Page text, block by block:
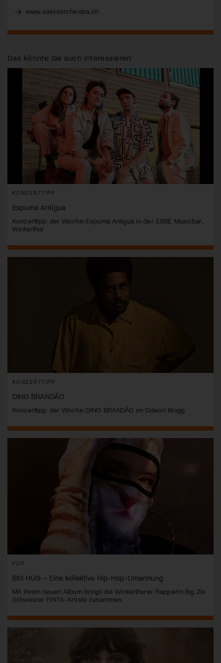
www.swissorchestra.ch
Das könnte Sie auch interessieren
KONZERTTIPP
Espuma Antigua
Konzerttipp der Woche: Espuma Antigua in der ESSE Musicbar,
Winterthur
KONZERTTIPP
DINO BRANDÃO
Konzerttipp der Woche: DINO BRANDÃO im Odeon Brugg
POP
BIG HUG – Eine kollektive Hip-Hop-Umarmung
Mit ihrem neuen Album bringt die Winterthurer Rapperin Big Zis
Schweizer FINTA-Artists zusammen.